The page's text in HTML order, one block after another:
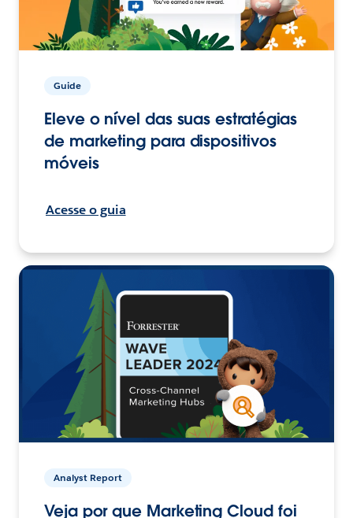
Guide
Eleve o nível das suas estratégias
de marketing para dispositivos
móveis
Acesse o guia
Analyst Report
Veja por que Marketing Cloud foi